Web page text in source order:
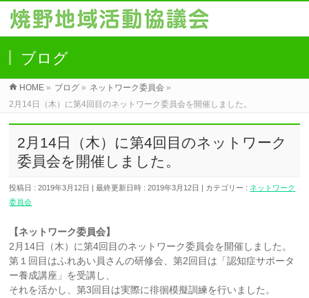
ブログ
HOME » ブログ » ネットワーク委員会 »
2月14日（木）に第4回目のネットワーク委員会を開催しました。
2月14日（木）に第4回目のネットワーク
委員会を開催しました。
投稿日 : 2019年3月12日 最終更新日時 : 2019年3月12日 カテゴリー :ネットワーク
委員会
【ネットワーク委員会】
2月14日（木）に第4回目のネットワーク委員会を開催しました。
第１回目はふれあい員さんの研修会、第2回目は「認知症サポータ
ー養成講座」を受講し、
それを活かし、第3回目は実際に徘徊模擬訓練を行いました。